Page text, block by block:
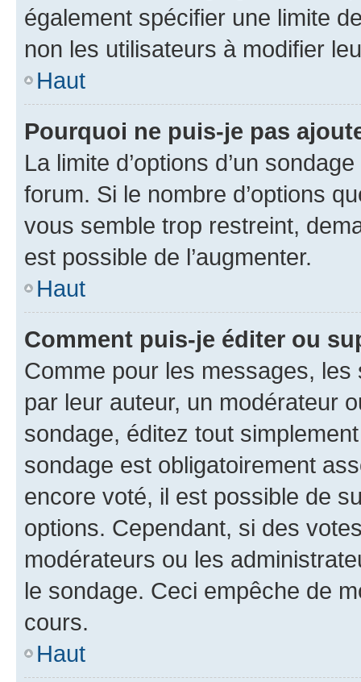
également spécifier une limite
non les utilisateurs à modifier
Haut
Pourquoi ne puis-je pas
La limite d’options d’un
forum. Si le nombre d’options
vous semble trop restreint,
est possible de l’augmenter.
Haut
Comment puis-je éditer ou
Comme pour les messages,
par leur auteur, un modérateur
sondage, éditez tout
sondage est obligatoirement
encore voté, il est possible de
options. Cependant, si des
modérateurs ou les
le sondage. Ceci empêche de
cours.
Haut